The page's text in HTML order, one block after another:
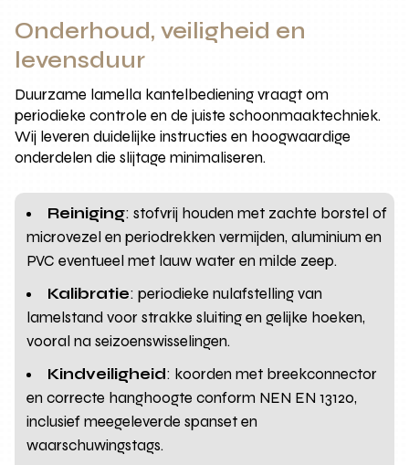
Onderhoud, veiligheid en
levensduur
Duurzame lamella kantelbediening vraagt om
periodieke controle en de juiste schoonmaaktechniek.
Wij leveren duidelijke instructies en hoogwaardige
onderdelen die slijtage minimaliseren.
Reiniging: stofvrij houden met zachte borstel of
microvezel en periodrekken vermijden, aluminium en
PVC eventueel met lauw water en milde zeep.
Kalibratie: periodieke nulafstelling van
lamelstand voor strakke sluiting en gelijke hoeken,
vooral na seizoenswisselingen.
Kindveiligheid: koorden met breekconnector
en correcte hanghoogte conform NEN EN 13120,
inclusief meegeleverde spanset en
waarschuwingstags.